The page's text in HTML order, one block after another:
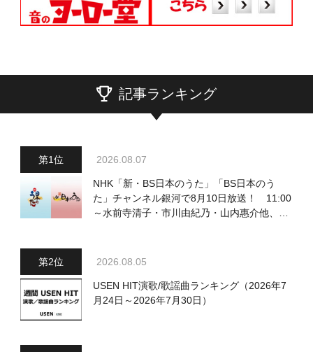
記事ランキング
2026.08.07
NHK「新・BS日本のうた」「BS日本のう
た」チャンネル銀河で8月10日放送！ 11:00
～水前寺清子・市川由紀乃・山内惠介他、
2026.08.05
USEN HIT演歌/歌謡曲ランキング（2026年7
月24日～2026年7月30日）